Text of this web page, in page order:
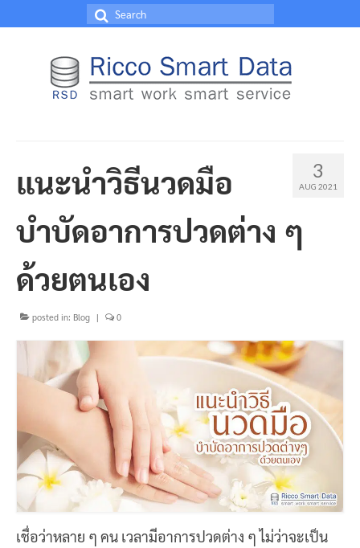
Search
3
AUG 2021
แนะนำวิธีนวดมือ
บำบัดอาการปวดต่าง ๆ
ด้วยตนเอง
posted in: Blog | 0
เชื่อว่าหลาย ๆ คน เวลามีอาการปวดต่าง ๆ ไม่ว่าจะเป็น